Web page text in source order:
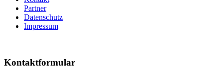
Partner
Datenschutz
Impressum
Kontaktformular